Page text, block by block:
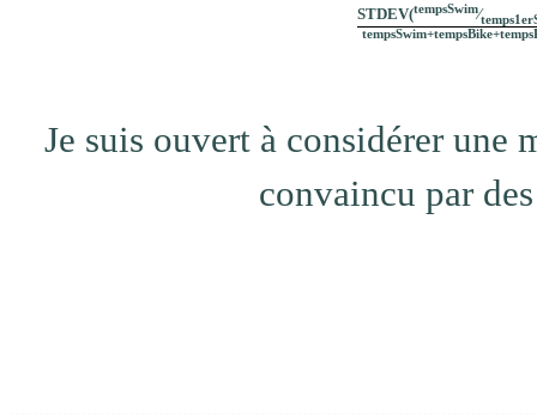
STDEV(tempsSwim⁄
Je suis ouvert à considérer
convaincu par